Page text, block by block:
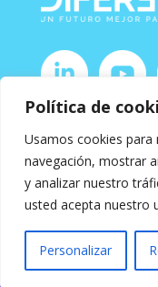
Política de
Usamos cookies para
navegación, mostrar
y analizar nuestro
usted acepta nuestro
Personalizar
hola@diferentia.net
Copyright 2025
derechos reservados
Política de privacidad·